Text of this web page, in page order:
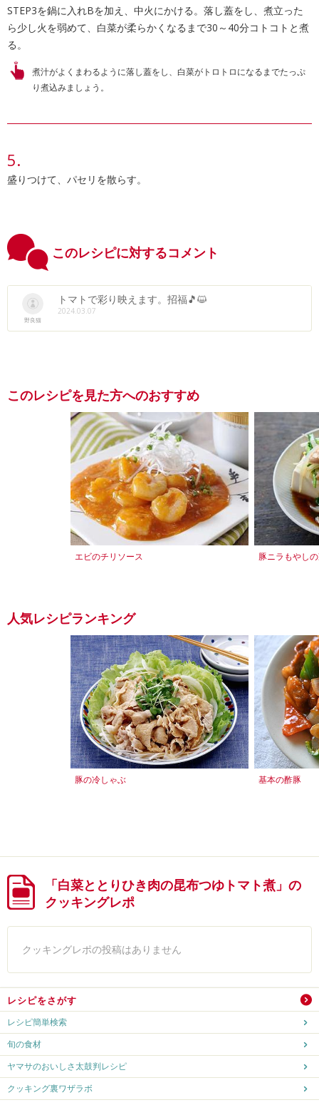
STEP3を鍋に入れBを加え、中火にかける。落し蓋をし、煮立った
ら少し火を弱めて、白菜が柔らかくなるまで30～40分コトコトと煮
る。
煮汁がよくまわるように落し蓋をし、白菜がトロトロになるまでたっぷ
り煮込みましょう。
盛りつけて、パセリを散らす。
このレシピに対するコメント
野良猫
トマトで彩り映えます。招福🎵😺
2024.03.07
このレシピを見た方へのおすすめ
エビのチリソース 豚ニラもやし
人気レシピランキング
豚の冷しゃぶ 基本の酢豚
「白菜ととりひき肉の昆布つゆトマト煮」の
クッキングレポ
クッキングレポの投稿はありません
レシピをさがす
レシピ簡単検索
旬の食材
ヤマサのおいしさ太鼓判レシピ
クッキング裏ワザラボ